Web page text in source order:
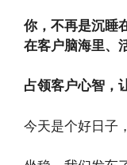
你，不再是沉睡
在客户脑海里、
占领客户心智，
今天是个好日子